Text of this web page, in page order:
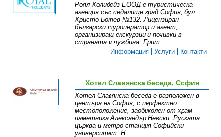
Роял Холидейз ЕООД е туристическа
агенция със седалище град София, бул.
Христо Ботев №132. Лицензиран
български туроператор и агент,
организиращ екскурзии и почивки в
страната и чужбина. Прит
Информация
Услуги Контакти
Хотел Славянска беседа, София
Хотел Славянска беседа е разположен в
центъра на София, с перфектно
местоположение, заобиколен от храм
паметника Александър Невски, Руската
църква и метро станция Софийски
университет. Н